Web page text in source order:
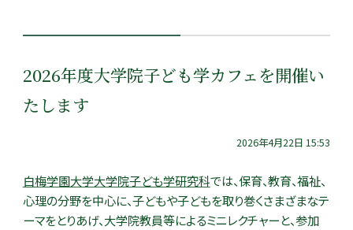
2026年度大学院子ども学カフェを開催い
たします
2026年4月22日 15:53
白梅学園大学大学院子ども学研究科では、保育、教育、福祉、
心理の分野を中心に、子どもや子どもを取り巻くさまざまなテ
ーマをとりあげ、大学院教員等によるミニレクチャーと、参加